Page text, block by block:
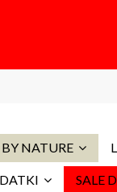
NATURE
SALE